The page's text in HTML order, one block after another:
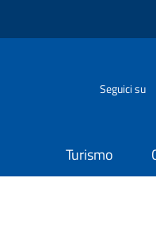
Seguici su
Turismo